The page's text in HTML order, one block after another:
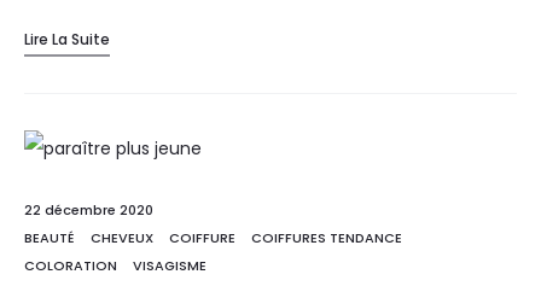
Lire La Suite
22 décembre 2020
BEAUTÉ
CHEVEUX COIFFURE
COIFFURES TENDANCE
COLORATION
VISAGISME